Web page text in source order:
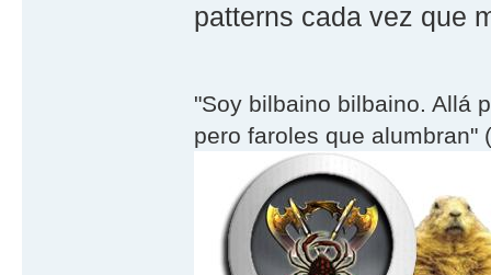
patterns cada vez que
"Soy bilbaino bilbaino. Allá
pero faroles que alumbran"